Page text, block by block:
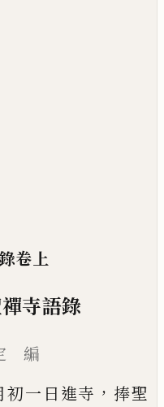
卷上
寺語錄
編
初一日進寺 ， 捧聖